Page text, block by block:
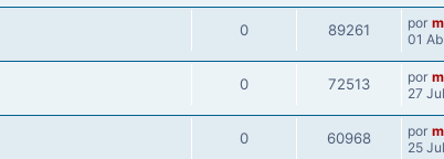
0 89261 por
01
0 72513 por
27
0 60968 por
25